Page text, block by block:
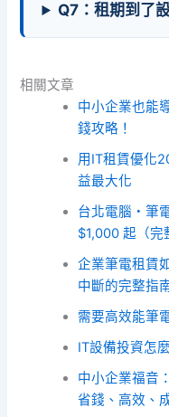
Q7：租期到了
相關文章
中小企業也能
錢攻略！
用IT租賃優化
益最大化
台北電腦・筆
$1,000 起（完
企業筆電租賃
中斷的完整指
需要高效能筆
IT設備投資怎
中小企業福音
省錢、高效、